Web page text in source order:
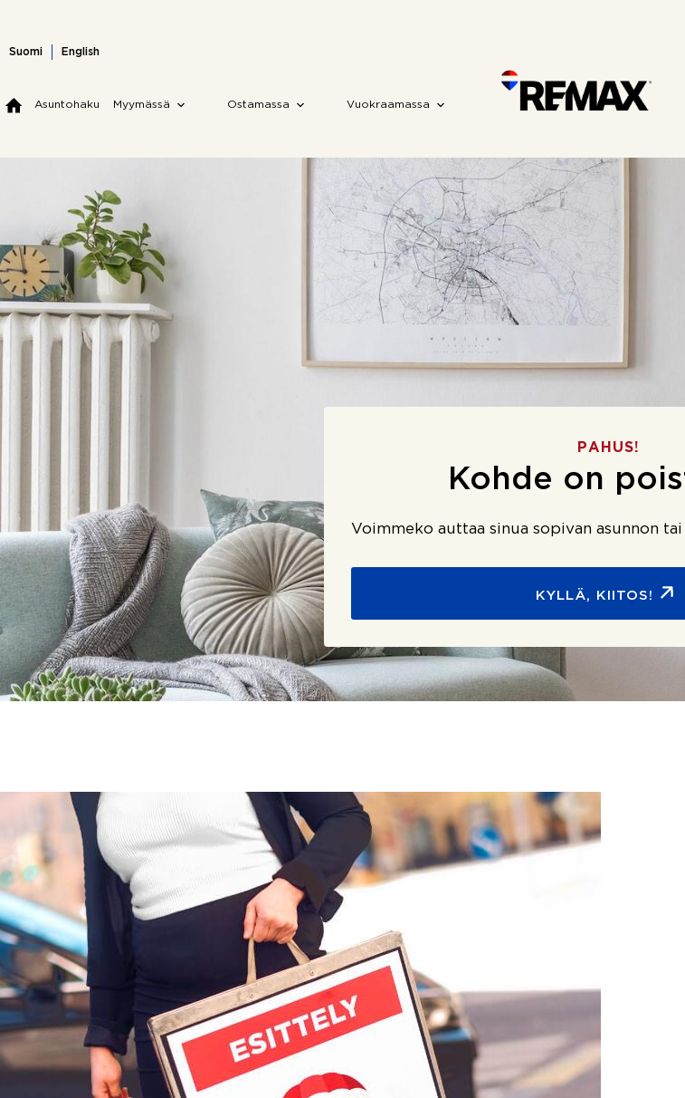
content
Suomi English
Asuntohaku Myymässä Ostamassa Vuokraamassa
PAHUS!
Kohde on
Voimmeko auttaa sinua sopivan asunnon
KYLLÄ, KIITOS!